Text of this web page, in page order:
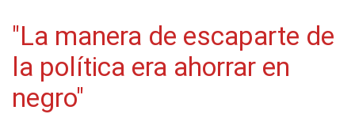
"La manera de escaparte de
la política era ahorrar en
negro"